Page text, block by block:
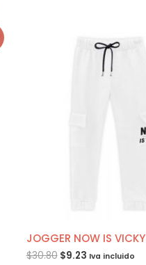
JOGGER NOW IS VICKY
$30.80 $9.23 Iva incluido